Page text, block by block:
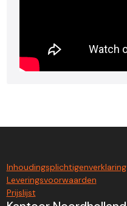
Inhoudingsplichtigenverklaring
Leveringsvoorwaarden
Prijslijst